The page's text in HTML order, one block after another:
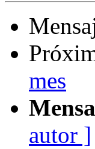
mes
autor ]